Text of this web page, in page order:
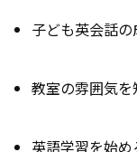
子ども英会話
教室の雰囲気を
英語学習を始